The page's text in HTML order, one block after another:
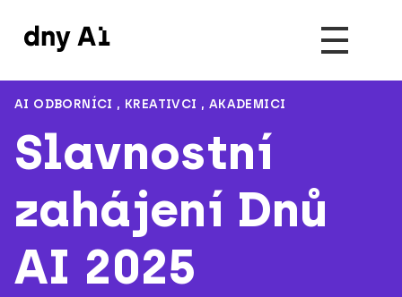
AI ODBORNÍCI , KREATIVCI , AKADEMICI
Slavnostní
zahájení Dnů
AI 2025